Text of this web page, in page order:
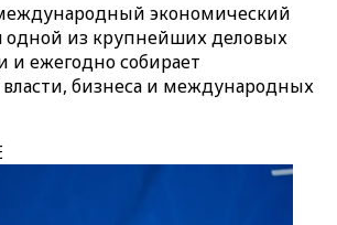
экономический
одной из крупнейших деловых
и ежегодно собирает
бизнеса и международных